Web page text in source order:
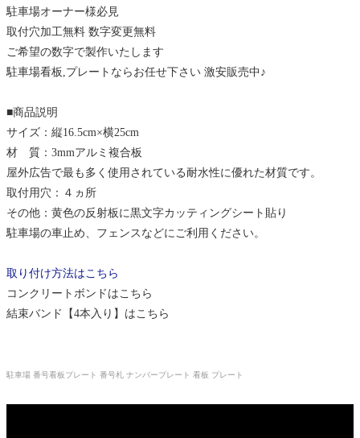
駐車場オーナー様必見
取付穴加工無料 数字変更無料
ご希望の数字で製作いたします
駐車場看板,プレートならお任せ下さい 激安販売中♪
■商品説明
サイズ：縦16.5cm×横25cm
材 質：3mmアルミ複合板
屋外広告で最も多く使用されている耐水性に優れた材質です。
取付用穴：４ヵ所
その他：黄色の反射板に黒文字カッティングシート貼り
駐車場の車止め、フェンスなどにご利用ください。
取り付け方法はこちら
コンクリートボンドはこちら
結束バンド【4本入り】はこちら
駐車場 番号看板プレート 番号札 ナンバープレート 看板 プレート